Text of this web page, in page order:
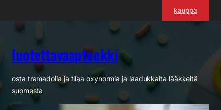
kauppa
luotettavaapteekki
osta tramadolia ja tilaa oxynormia ja laadukkaita lääkkeitä
suomesta